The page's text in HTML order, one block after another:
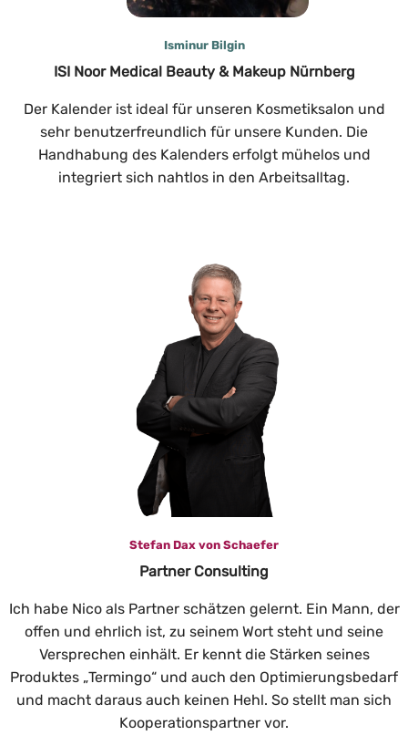
Isminur Bilgin
ISI Noor Medical Beauty & Makeup Nürnberg
Der Kalender ist ideal für unseren Kosmetiksalon und
sehr benutzerfreundlich für unsere Kunden. Die
Handhabung des Kalenders erfolgt mühelos und
integriert sich nahtlos in den Arbeitsalltag.
Stefan Dax von Schaefer
Partner Consulting
Ich habe Nico als Partner schätzen gelernt. Ein Mann, der
offen und ehrlich ist, zu seinem Wort steht und seine
Versprechen einhält. Er kennt die Stärken seines
Produktes „Termingo“ und auch den Optimierungsbedarf
und macht daraus auch keinen Hehl. So stellt man sich
Kooperationspartner vor.